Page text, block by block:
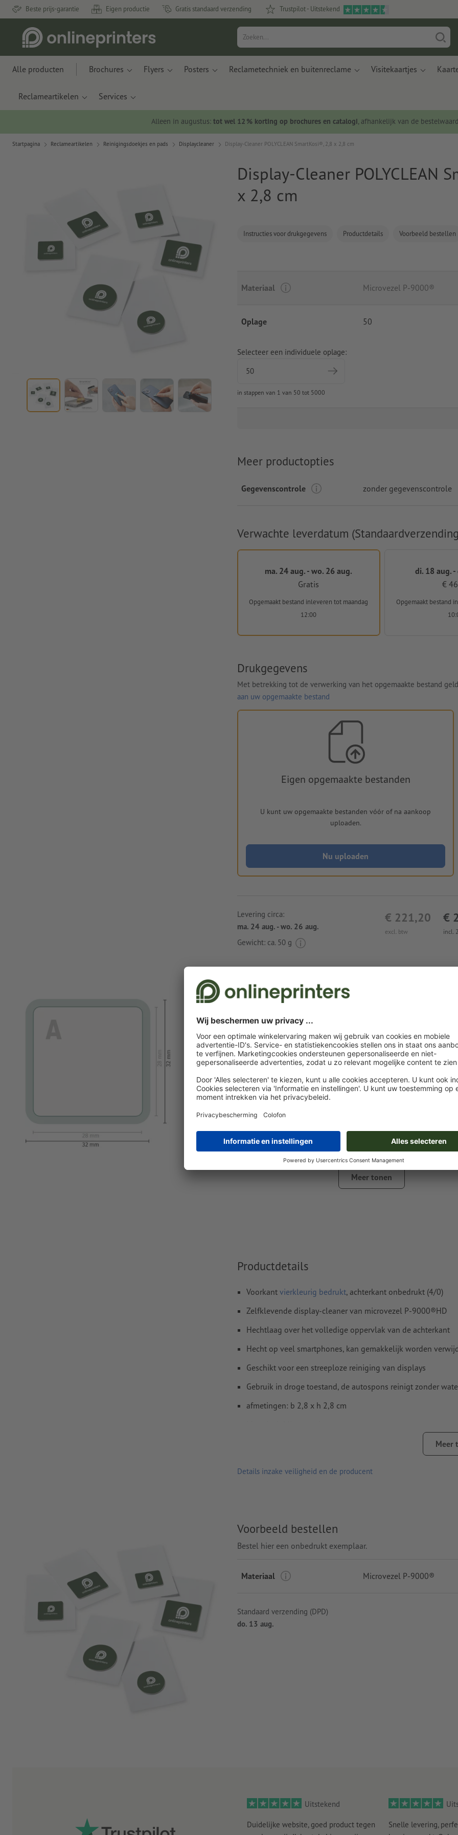
Beste prijs-garantie Eigen productie Gratis standaard verzending Trustpilot - Uitstekend
Alle producten Brochures Flyers Posters Reclametechniek en buitenreclame Visitekaartjes
Reclameartikelen Services
Alleen in augustus: tot wel 12 % korting op brochures en catalogi, afhankelijk van de
Startpagina Reclameartikelen Reinigingsdoekjes en pads Displaycleaner Display-Cleaner POLYCLEAN SmartKosi®, 2,8 x 2,8 cm
Display-Cleaner POLYCLEAN
x 2,8 cm
Instructies voor drukgegevens Productdetails Voorbeeld bestellen
Materiaal Microvezel P-9000®
Oplage 50
Selecteer een individuele oplage:
in stappen van 1 van 50 tot 5000
Meer productopties
Gegevenscontrole zonder gegevenscontrole
Verwachte leverdatum
ma. 24 aug. - wo. 26 aug.
Gratis
Opgemaakt bestand inleverentot maandag
12:00
di. 18 aug.
€
Opgemaakt bestand
Drukgegevens
Met betrekking tot de verwerking van het opgemaakte bestand
aan uw opgemaakte bestand
Eigen opgemaakte bestanden
U kunt uw opgemaakte bestanden vóór of na aankoop
uploaden.
Nu uploaden
excl. btw
€ 221,20
incl.
€
Levering circa:
ma. 24 aug. - wo. 26 aug.
Gewicht: ca. 50 g
Instructies voor drukgegevens Display-
POLYCLEAN SmartKosi®, 2,8 x 2,8 cm
Gegevensformaat: 3,2 x 3,2 cm
Rondom 2 mmafloopaanhouden, belangrijke informatie
Resolutie:300 dpi
Lettergrootte: ten minste 7 pt
Spel- en zetfoutenworden door ons niet gecontroleerd
Overdrukinstellingen
worden door ons niet gecontroleerd
worden verwijderd en niet afgedrukt
formuliervelden worden mee afgedrukt
Meer tonen
Productdetails
Voorkant vierkleurig bedrukt, achterkant onbedrukt (4/0)
Zelfklevende display-cleaner van microvezel P-9000®HD
Hechtlaag over het volledige oppervlak van de achterkant
Hecht op veel smartphones, kan gemakkelijk worden
Geschikt voor een streeploze reiniging van displays
Gebruik in droge toestand, de autospons reinigt zonder
afmetingen: b 2,8 x h 2,8 cm
Meer
Details inzake veiligheid en de producent
Voorbeeld bestellen
Bestel hier een onbedrukt exemplaar.
Materiaal Microvezel P-9000®
Standaard verzending (DPD)
do. 13 aug.
Uitstekend
Duidelijke website, goed product tegen
Snelle levering,